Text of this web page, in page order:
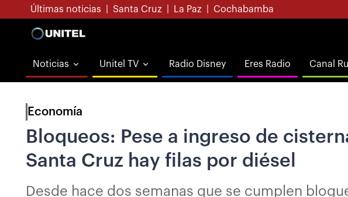
Últimas noticias Santa Cruz La Paz Cochabamba
Noticias Unitel TV Radio Disney Eres Radio Canal
Economía
Bloqueos: Pese a ingreso de
Santa Cruz hay filas por diésel
Desde hace dos semanas que se cumplen